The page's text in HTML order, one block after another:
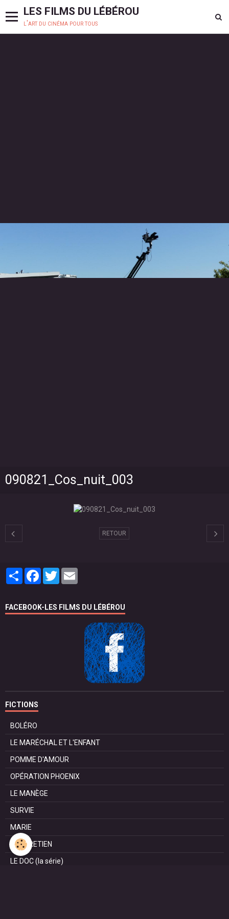
LES FILMS DU LÉBÉROU
l'art du cinéma pour tous
090821_Cos_nuit_003
RETOUR
PartagerFacebook
Twitter
FACEBOOK-LES FILMS DU LÉBÉROU
FICTIONS
BOLÉRO
LE MARÉCHAL ET L'ENFANT
POMME D'AMOUR
OPÉRATION PHOENIX
LE MANÈGE
SURVIE
MARIE
L'ENTRETIEN
LE DOC (la série)